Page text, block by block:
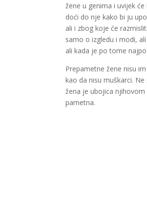
žene u genima i uvijek
doći do nje kako bi ju
ali i zbog koje će
samo o izgledu i modi,
ali kada je po tome
Prepametne žene nisu
kao da nisu muškarci.
žena je ubojica
pametna.